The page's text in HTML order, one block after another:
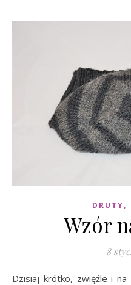
DRUTY,
Wzór
8
Dzisiaj krótko, zwięźle i na temat… 😉 Podczas publikacji